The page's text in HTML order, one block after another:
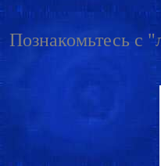
Познакомьтесь с